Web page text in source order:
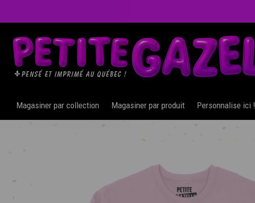
contenu
Magasiner par collection Magasiner par produit Personnalise ici !